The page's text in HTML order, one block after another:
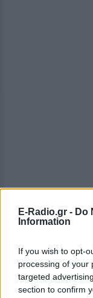
E-Radio.gr - Do
Information
If you wish to opt-
processing of your
targeted
section to confirm
ΔΕΙΤΕ
ΣΤΗΝ